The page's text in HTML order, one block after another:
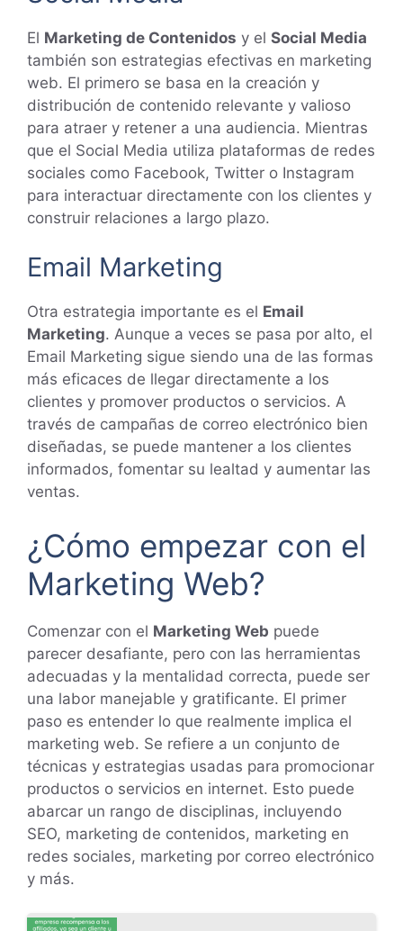
El Marketing de Contenidos y el Social Media
también son estrategias efectivas en marketing
web. El primero se basa en la creación y
distribución de contenido relevante y valioso
para atraer y retener a una audiencia. Mientras
que el Social Media utiliza plataformas de redes
sociales como Facebook, Twitter o Instagram
para interactuar directamente con los clientes y
construir relaciones a largo plazo.
Email Marketing
Otra estrategia importante es el Email
Marketing. Aunque a veces se pasa por alto, el
Email Marketing sigue siendo una de las formas
más eficaces de llegar directamente a los
clientes y promover productos o servicios. A
través de campañas de correo electrónico bien
diseñadas, se puede mantener a los clientes
informados, fomentar su lealtad y aumentar las
ventas.
¿Cómo empezar con el
Marketing Web?
Comenzar con el Marketing Web puede
parecer desafiante, pero con las herramientas
adecuadas y la mentalidad correcta, puede ser
una labor manejable y gratificante. El primer
paso es entender lo que realmente implica el
marketing web. Se refiere a un conjunto de
técnicas y estrategias usadas para promocionar
productos o servicios en internet. Esto puede
abarcar un rango de disciplinas, incluyendo
SEO, marketing de contenidos, marketing en
redes sociales, marketing por correo electrónico
y más.